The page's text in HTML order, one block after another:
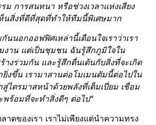
ม การสนทนา หรือช่วงเวลาแห่งเสียง
ห็นสิ่งที่ดีที่สุดที่ทำให้ทีมนี้พิเศษมาก
นนอกออฟฟิศเหล่านี้เตือนใจเราว่าเรา
งาน แต่เป็นชุมชน ฉันรู้สึกภูมิใจใน
างร่วมกัน และรู้สึกตื่นเต้นกับสิ่งที่จะเกิด
งขึ้น เรามาสานต่อโมเมนตัมนี้ต่อไปใน
สู่ไตรมาสหน้าด้วยพลังที่เต็มเปี่ยม เชื่อม
ร้อมที่จะทำสิ่งดีๆ ต่อไป”
าดของเรา เราไม่เพียงแต่นำความทรง